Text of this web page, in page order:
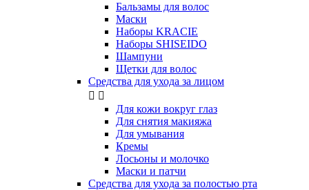
Бальзамы для волос
Маски
Наборы KRACIE
Наборы SHISEIDO
Шампуни
Щетки для волос
Средства для ухода за лицом
 
Для кожи вокруг глаз
Для снятия макияжа
Для умывания
Кремы
Лосьоны и молочко
Маски и патчи
Средства для ухода за полостью рта